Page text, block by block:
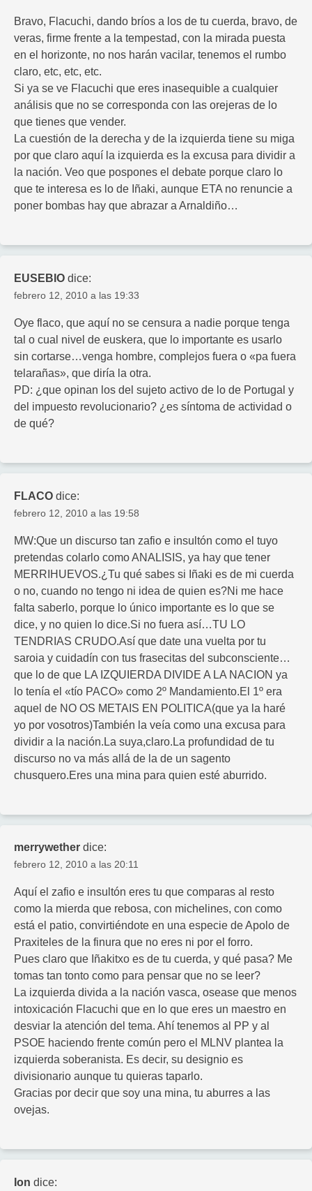
Bravo, Flacuchi, dando bríos a los de tu cuerda, bravo, de
veras, firme frente a la tempestad, con la mirada puesta
en el horizonte, no nos harán vacilar, tenemos el rumbo
claro, etc, etc, etc.
Si ya se ve Flacuchi que eres inasequible a cualquier
análisis que no se corresponda con las orejeras de lo
que tienes que vender.
La cuestión de la derecha y de la izquierda tiene su miga
por que claro aquí la izquierda es la excusa para dividir a
la nación. Veo que pospones el debate porque claro lo
que te interesa es lo de Iñaki, aunque ETA no renuncie a
poner bombas hay que abrazar a Arnaldiño…
EUSEBIO dice:
febrero 12, 2010 a las 19:33
Oye flaco, que aquí no se censura a nadie porque tenga
tal o cual nivel de euskera, que lo importante es usarlo
sin cortarse…venga hombre, complejos fuera o «pa fuera
telarañas», que diría la otra.
PD: ¿que opinan los del sujeto activo de lo de Portugal y
del impuesto revolucionario? ¿es síntoma de actividad o
de qué?
FLACO dice:
febrero 12, 2010 a las 19:58
MW:Que un discurso tan zafio e insultón como el tuyo
pretendas colarlo como ANALISIS, ya hay que tener
MERRIHUEVOS.¿Tu qué sabes si Iñaki es de mi cuerda
o no, cuando no tengo ni idea de quien es?Ni me hace
falta saberlo, porque lo único importante es lo que se
dice, y no quien lo dice.Si no fuera así…TU LO
TENDRIAS CRUDO.Así que date una vuelta por tu
saroia y cuidadín con tus frasecitas del subconsciente…
que lo de que LA IZQUIERDA DIVIDE A LA NACION ya
lo tenía el «tío PACO» como 2º Mandamiento.El 1º era
aquel de NO OS METAIS EN POLITICA(que ya la haré
yo por vosotros)También la veía como una excusa para
dividir a la nación.La suya,claro.La profundidad de tu
discurso no va más allá de la de un sagento
chusquero.Eres una mina para quien esté aburrido.
merrywether dice:
febrero 12, 2010 a las 20:11
Aquí el zafio e insultón eres tu que comparas al resto
como la mierda que rebosa, con michelines, con como
está el patio, convirtiéndote en una especie de Apolo de
Praxiteles de la finura que no eres ni por el forro.
Pues claro que Iñakitxo es de tu cuerda, y qué pasa? Me
tomas tan tonto como para pensar que no se leer?
La izquierda divida a la nación vasca, osease que menos
intoxicación Flacuchi que en lo que eres un maestro en
desviar la atención del tema. Ahí tenemos al PP y al
PSOE haciendo frente común pero el MLNV plantea la
izquierda soberanista. Es decir, su designio es
divisionario aunque tu quieras taparlo.
Gracias por decir que soy una mina, tu aburres a las
ovejas.
Ion dice: